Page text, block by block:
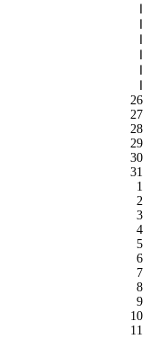
26
27
28
29
30
31
1
2
3
4
5
6
7
8
9
10
11